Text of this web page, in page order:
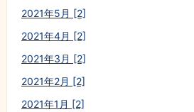
2021年5月 [2]
2021年4月 [2]
2021年3月 [2]
2021年2月 [2]
2021年1月 [2]